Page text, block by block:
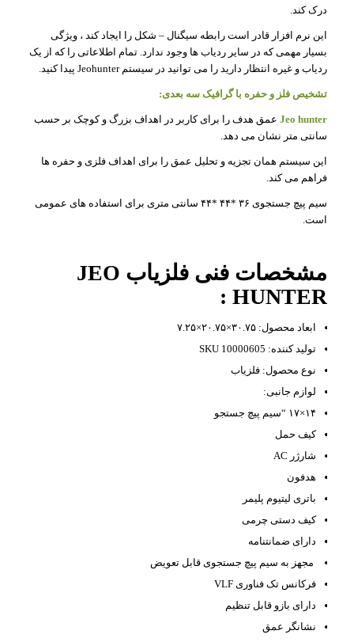
درک کند.
این نرم افزار قادر است رابطه سیگنال – شکل را ایجاد کند ، ویژگی
بسیار مهمی که در سایر ردیاب ها وجود ندارد. تمام اطلاعاتی را که از یک
ردیاب و غیره انتظار دارید را می توانید در سیستم Jeohunter پیدا کنید.
تشخیص فلز و حفره با گرافیک سه بعدی:
Jeo hunterعمق هدف را برای کاربر در اهداف بزرگ و کوچک بر حسب
سانتی متر نشان می دهد.
این سیستم همان تجزیه و تحلیل عمق را برای اهداف فلزی و حفره ها
فراهم می کند.
سیم پیچ جستجوی ۳۶ *۴۴ *۴۴ سانتی متری برای استفاده های عمومی
است.
مشخصات فنی فلزیاب JEO
HUNTER :
ابعاد محصول: ۳۰.۷۵×۲۰.۷۵×۷.۲۵
تولید کننده: SKU 10000605
نوع محصول: فلزیاب
لوازم جانبی:
۱۴×۱۷ “سیم پیچ جستجو
کیف حمل
شارژر AC
هدفون
باتری لیتیوم پلیمر
کیف دستی چرمی
دارای ضمانتنامه
مجهز به سیم پیچ جستجوی قابل تعویض
فرکانس تک فناوری VLF
دارای بازو قابل تنظیم
نشانگر عمق